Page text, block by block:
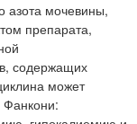
азота мочевины,
препарата,
содержащих
может